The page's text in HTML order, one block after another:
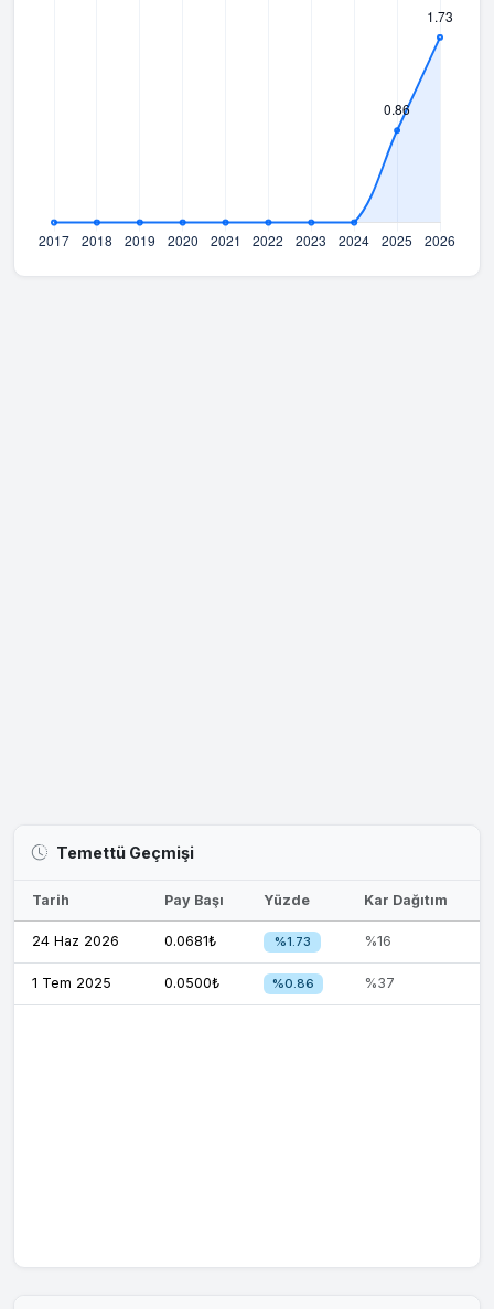
Temettü Geçmişi
Tarih Pay Başı Yüzde Kar Dağıtım
24 Haz 2026 0.0681₺ %1.73 %16
1 Tem 2025 0.0500₺ %0.86 %37